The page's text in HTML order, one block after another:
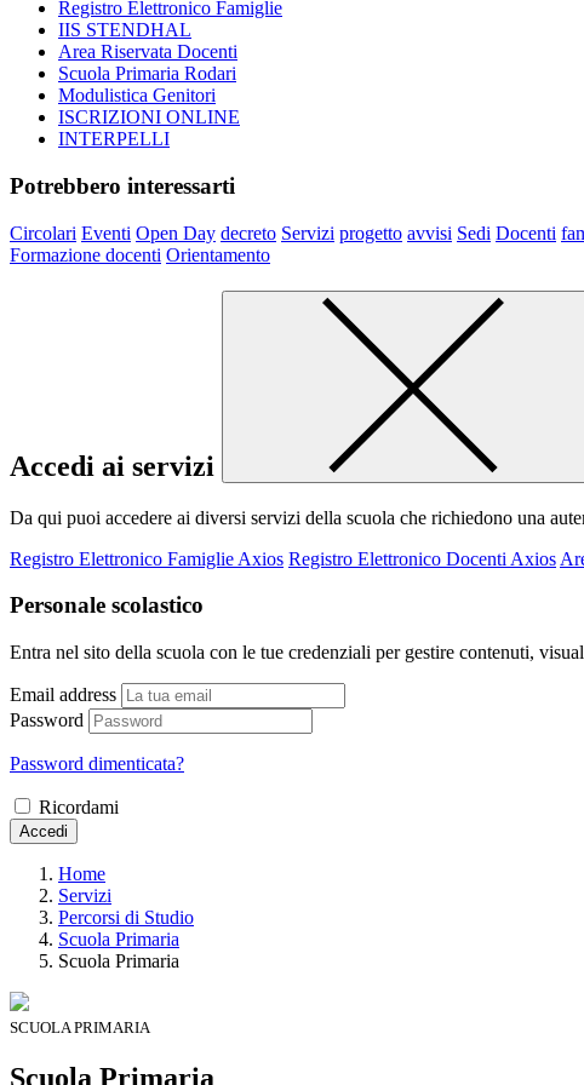
Registro Elettronico Famiglie
IIS STENDHAL
Area Riservata Docenti
Scuola Primaria Rodari
Modulistica Genitori
ISCRIZIONI ONLINE
INTERPELLI
Potrebbero interessarti
Circolari Eventi Open Day decreto Servizi progetto avvisi Sedi Docenti
Formazione docenti Orientamento
Accedi ai servizi
Da qui puoi accedere ai diversi servizi della scuola che richiedono una
Registro Elettronico Famiglie Axios Registro Elettronico Docenti Axios
Personale scolastico
Entra nel sito della scuola con le tue credenziali per gestire contenuti,
Email address
Password
Password dimenticata?
Ricordami
Accedi
Home
Servizi
Percorsi di Studio
Scuola Primaria
Scuola Primaria
SCUOLA PRIMARIA
Scuola Primaria